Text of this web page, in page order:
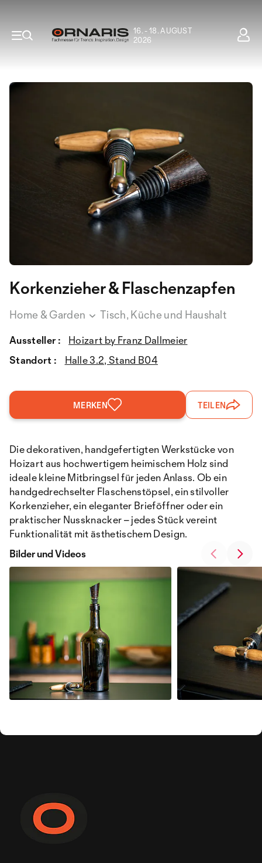
16. - 18. AUGUST
2026
Korkenzieher & Flaschenzapfen
Home & Garden Tisch, Küche und Haushalt
Aussteller :
Hoizart by Franz Dallmeier
Standort :
Halle 3.2, Stand B04
MERKEN TEILEN
Die dekorativen, handgefertigten Werkstücke von
Hoizart aus hochwertigem heimischem Holz sind
ideale kleine Mitbringsel für jeden Anlass. Ob ein
handgedrechselter Flaschenstöpsel, ein stilvoller
Korkenzieher, ein eleganter Brieföffner oder ein
praktischer Nussknacker – jedes Stück vereint
Funktionalität mit ästhetischem Design.
Bilder und Videos